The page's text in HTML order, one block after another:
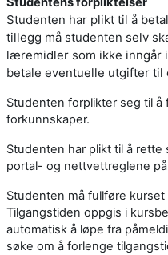
Studenten har plikt til å
tillegg må studenten selv
læremidler som ikke inngår
betale eventuelle utgifter til
Studenten forplikter seg til
forkunnskaper.
Studenten har plikt til å
portal- og nettvettreglene
Studenten må fullføre
Tilgangstiden oppgis i
automatisk å løpe fra
søke om å forlenge